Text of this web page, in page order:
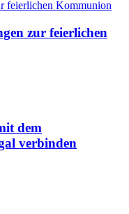
zur feierlichen
dem
verbinden